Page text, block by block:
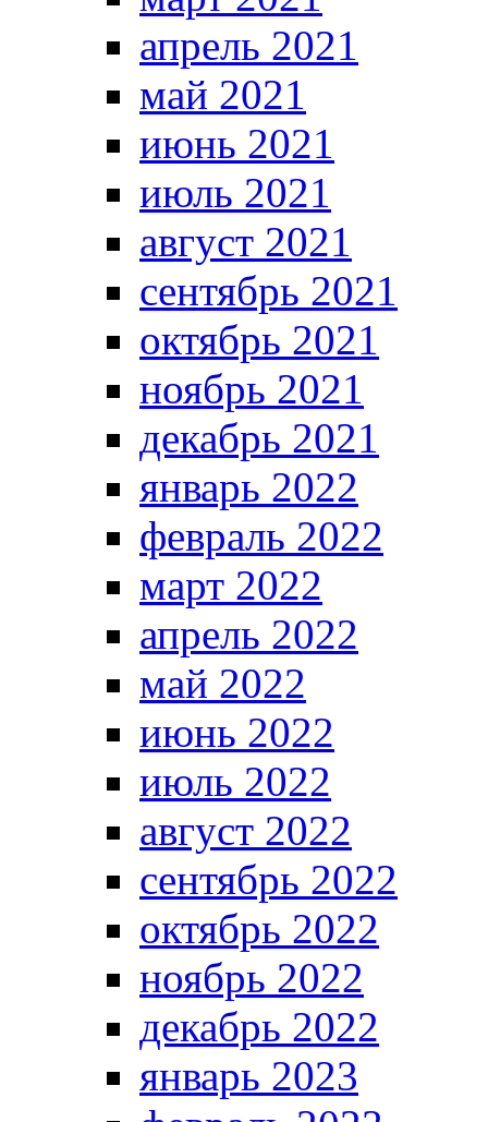
апрель 2021
май 2021
июнь 2021
июль 2021
август 2021
сентябрь 2021
октябрь 2021
ноябрь 2021
декабрь 2021
январь 2022
февраль 2022
март 2022
апрель 2022
май 2022
июнь 2022
июль 2022
август 2022
сентябрь 2022
октябрь 2022
ноябрь 2022
декабрь 2022
январь 2023